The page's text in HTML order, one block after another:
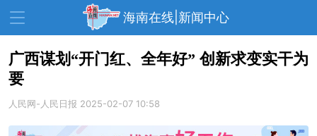
海南在线|新闻中心
资讯中心
广西谋划“开门红、全年好” 创新求变实干为
要
人民网-人民日报 2025-02-07 10:58